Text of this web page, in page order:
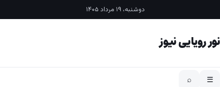
دوشنبه، ۱۹ مرداد ۱۴۰۵
نور رویایی نیوز
☰
⌕